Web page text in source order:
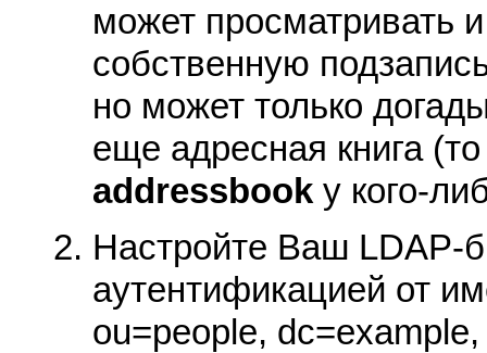
может просматривать
собственную
но может только
еще адресная книга
addressbook у кого-
Настройте Ваш LDAP-
аутентификацией от
ou=people,